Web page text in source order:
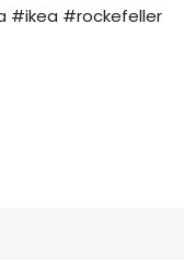
#ikea #rockefeller